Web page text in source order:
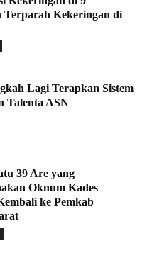
Terparah Kekeringan di
Lagi Terapkan Sistem
Talenta ASN
39 Are yang
Oknum Kades
ke Pemkab